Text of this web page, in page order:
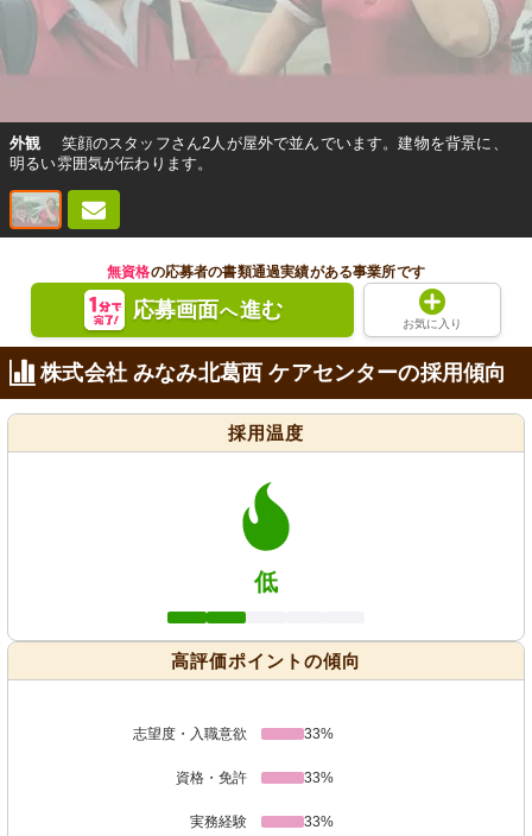
外観
笑顔のスタッフさん2人が屋外で並んでいます。建物を背景に、
明るい雰囲気が伝わります。
無資格の応募者の書類通過実績がある事業所です
応募画面へ進む
お気に入り
株式会社 みなみ北葛西 ケアセンターの採用傾向
採用温度
低
高評価ポイントの傾向
志望度・入職意欲 33%
資格・免許 33%
実務経験 33%